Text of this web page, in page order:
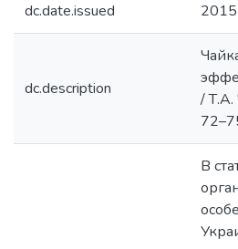
dc.date.issued 2015
dc.description
/ Т.А.
В